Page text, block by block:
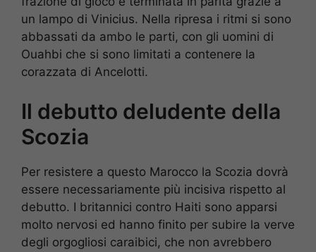
un lampo di Vinicius. Nella ripresa i ritmi si sono
abbassati da ambo le parti, con gli uomini di
Ouahbi che si sono limitati a contenere la
corazzata di Ancelotti.
Il debutto deludente della
Scozia
Per resistere a questo Marocco la Scozia dovrà
essere necessariamente più incisiva rispetto al
debutto. I britannici contro Haiti sono apparsi
molto nervosi ed hanno finito per subire la verve
degli orgogliosi caraibici, che non avrebbero